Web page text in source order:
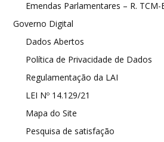
Emendas Parlamentares – R. TCM-
Governo Digital
Dados Abertos
Política de Privacidade de Dados
Regulamentação da LAI
LEI Nº 14.129/21
Mapa do Site
Pesquisa de satisfação